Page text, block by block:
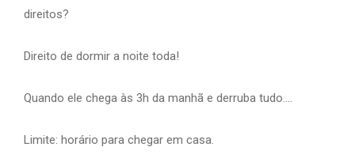
direitos?
Direito de dormir a noite toda!
Quando ele chega às 3h da manhã e derruba tudo….
Limite: horário para chegar em casa.